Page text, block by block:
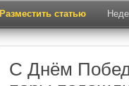
Разместить статью
С Днём